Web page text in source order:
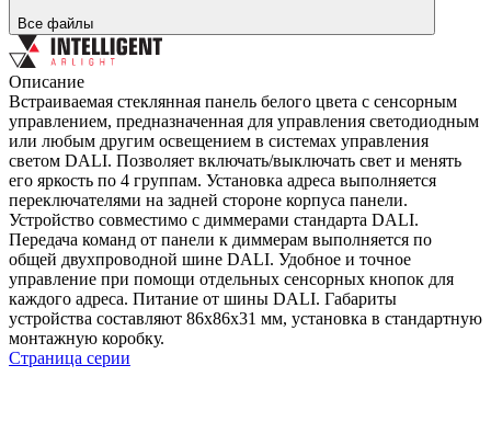
Все файлы
Описание
Встраиваемая стеклянная панель белого цвета с сенсорным
управлением, предназначенная для управления светодиодным
или любым другим освещением в системах управления
светом DALI. Позволяет включать/выключать свет и менять
его яркость по 4 группам. Установка адреса выполняется
переключателями на задней стороне корпуса панели.
Устройство совместимо с диммерами стандарта DALI.
Передача команд от панели к диммерам выполняется по
общей двухпроводной шине DALI. Удобное и точное
управление при помощи отдельных сенсорных кнопок для
каждого адреса. Питание от шины DALI. Габариты
устройства составляют 86х86х31 мм, установка в стандартную
монтажную коробку.
Страница серии